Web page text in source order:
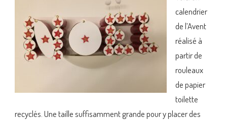
calendrier
de l’Avent
réalisé à
partir de
rouleaux
de papier
toilette
recyclés. Une taille suffisamment grande pour y placer des